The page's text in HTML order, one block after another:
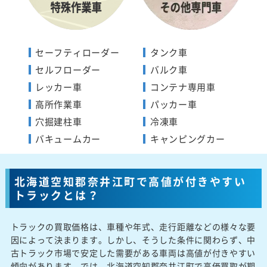
セーフティローダー
セルフローダー
レッカー車
高所作業車
穴掘建柱車
バキュームカー
タンク車
バルク車
コンテナ専用車
パッカー車
冷凍車
キャンピングカー
北海道空知郡奈井江町で高値が付きやすい
トラックとは？
トラックの買取価格は、車種や年式、走行距離などの様々な要
因によって決まります。しかし、そうした条件に関わらず、中
古トラック市場で安定した需要がある車両は高値が付きやすい